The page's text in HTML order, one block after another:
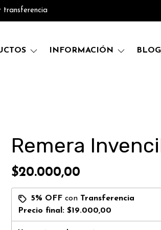
transferencia
INFORMACIÓN BLOG
Remera
$20.000,00
5% OFFcon Transferencia
Precio final: $19.000,00